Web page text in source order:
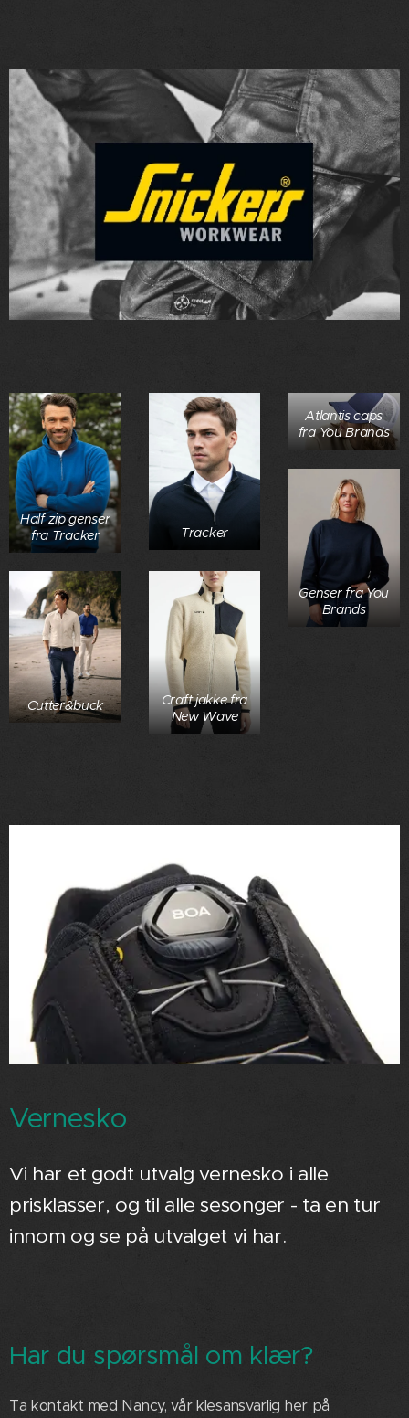
Half zip genser
fra Tracker
Tracker
Atlantis caps
fra You Brands
Genser fra You
Brands
Craft jakke fra
New Wave
Cutter&buck
Vernesko
Vi har et godt utvalg vernesko i alle
prisklasser, og til alle sesonger - ta en tur
innom og se på utvalget vi har.
Har du spørsmål om klær?
Ta kontakt med Nancy, vår klesansvarlig her på